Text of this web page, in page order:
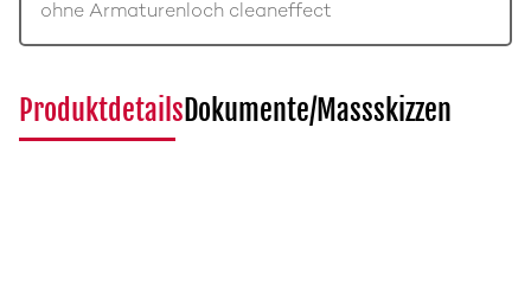
ohne Armaturenloch cleaneffect
ProduktdetailsDokumente/Massskizzen